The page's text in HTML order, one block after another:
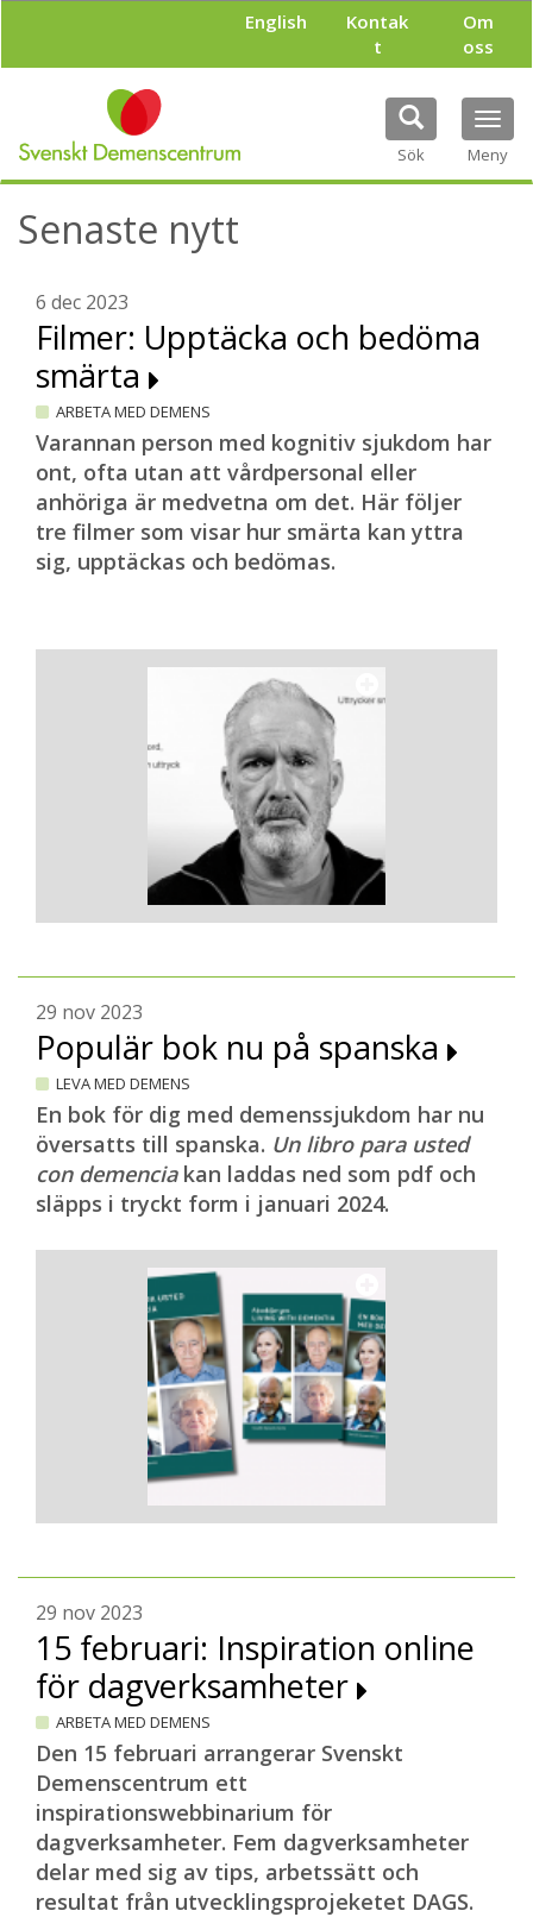
l
English
Kontak
t
Om
oss
Sök Meny
Senaste nytt
6 dec 2023
Filmer: Upptäcka och bedöma
smärta
ARBETA MED DEMENS
Varannan person med kognitiv sjukdom har
ont, ofta utan att vårdpersonal eller
anhöriga är medvetna om det. Här följer
tre filmer som visar hur smärta kan yttra
sig, upptäckas och bedömas.
29 nov 2023
Populär bok nu på spanska
LEVA MED DEMENS
En bok för dig med demenssjukdom har nu
översatts till spanska. Un libro para usted
con demencia kan laddas ned som pdf och
släpps i tryckt form i januari 2024.
29 nov 2023
15 februari: Inspiration online
för dagverksamheter
ARBETA MED DEMENS
Den 15 februari arrangerar Svenskt
Demenscentrum ett
inspirationswebbinarium för
dagverksamheter. Fem dagverksamheter
delar med sig av tips, arbetssätt och
resultat från utvecklingsprojeketet DAGS.